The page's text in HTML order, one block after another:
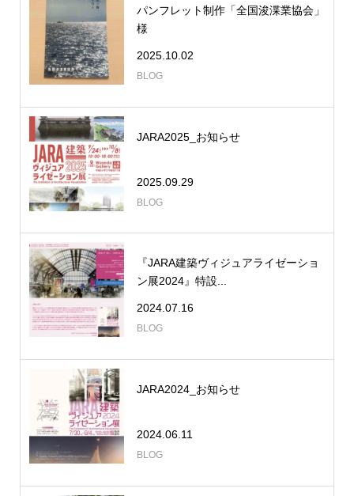
パンフレット制作「全国浚渫業協会」
様
2025.10.02
BLOG
JARA2025_お知らせ
2025.09.29
BLOG
『JARA建築ヴィジュアライゼーショ
ン展2024』特設...
2024.07.16
BLOG
JARA2024_お知らせ
2024.06.11
BLOG